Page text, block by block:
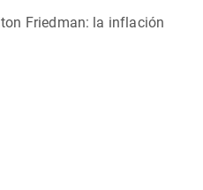
Friedman: la inflación